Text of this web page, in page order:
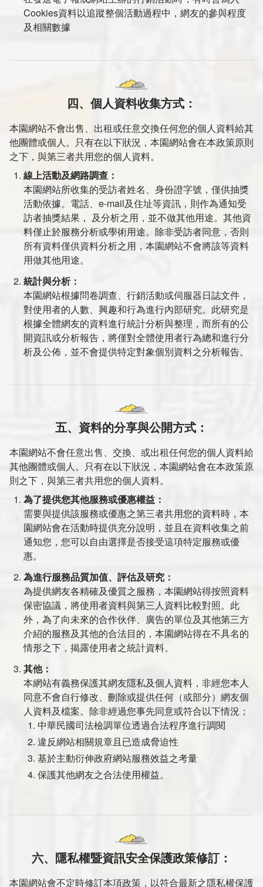
Cookies資料以追蹤整個活動過程中，網友的參與程度
及相關數據
四、個人資料收集方式：
本園網站不會出售、出租或任意交換任何您的個人資料給其
他團體或個人。只有在以下狀況，本園網站會在本政策原則
之下，與第三者共用您的個人資料。
線上活動及網路調查：
本園網站所收集的受訪者姓名、身份證字號，僅供抽獎
活動依據。電話、e-mail及住址等資訊，則作為通知受
訪者抽獎結果， 及分析之用，並不做其他用途。其他資
料僅止於服務分析或學術用途。除非受訪者同意，否則
所有資料僅供資料分析之用，本園網站不會將該等資料
用做其他用途。
統計與分析：
本園網站根據問卷調查、行銷活動或伺服器日誌文件，
對使用者的人數、興趣和行為進行內部研究。此研究是
根據全體網友的資料進行統計分析與整理，而所有的公
開資訊或分析報告，將僅對全體使用者行為總和進行分
析及公佈，並不會提供特定對象個別資料之分析報告。
五、資料的分享與公開方式：
本園網站不會任意出售、交換、或出租任何您的個人資料給
其他團體或個人。只有在以下狀況，本園網站會在本政策原
則之下，與第三者共用您的個人資料。
為了提供您其他服務或優惠權益：
需要與提供該服務或優惠之第三者共用您的資料時，本
園網站會在活動時提供充分說明，並且在資料收集之前
通知您，您可以自由選擇是否接受這項特定服務或優
惠。
為進行服務品質加值、評估及研究：
為提供網友各精確及優質之服務，本園網站得按照資料
保密協議，將使用者資料與第三人資料比較對照。此
外，為了向未來的合作伙伴、廣告的單位及其他第三方
介紹的服務及其他的合法目的，本園網站得在不具名的
情形之下，揭露使用者之統計資料。
其他：
本網站有義務保護其網友隱私及個人資料，非經您本人
同意不會自行修改、刪除或提供任何（或部分）網友個
人資料及檔案。除非經過您事先同意或符合以下情況；
中華民國司法檢調單位透過合法程序進行調閱
違反網站相關規章且已造成脅迫性
基於主動衍伸政府網站服務效益之考量
保護其他網友之合法使用權益。
六、隱私權暨資訊安全保護政策修訂：
本園網站會不定時修訂本項政策，以符合最新之隱私權保護